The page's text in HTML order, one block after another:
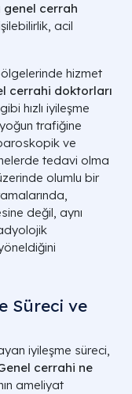
genel cerrah
acil
hizmet
cerrahi doktorları
hızlı iyileşme
trafiğine
ve
tedavi olma
olumlu bir
değil, aynı
Süreci ve
iyileşme süreci,
cerrahi ne
ameliyat